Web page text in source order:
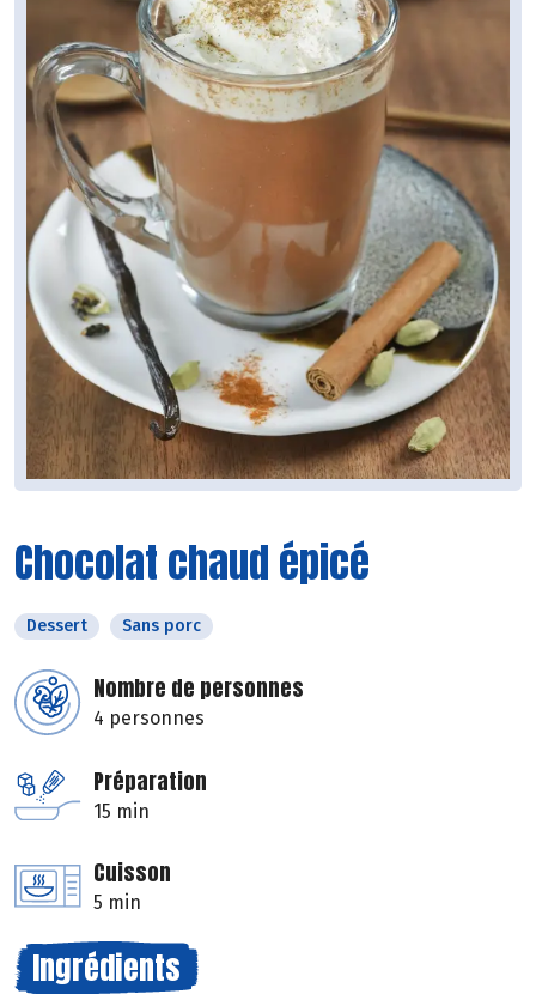
Chocolat chaud épicé
Dessert Sans porc
Nombre de personnes
4 personnes
Préparation
15 min
Cuisson
5 min
Ingrédients